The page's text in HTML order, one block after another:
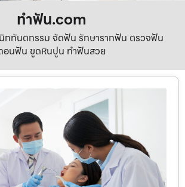
ทําฟัน.com
ทันตกรรม จัดฟัน รักษารากฟัน ตรวจฟัน
อนฟัน ขูดหินปูน ทำฟันสวย